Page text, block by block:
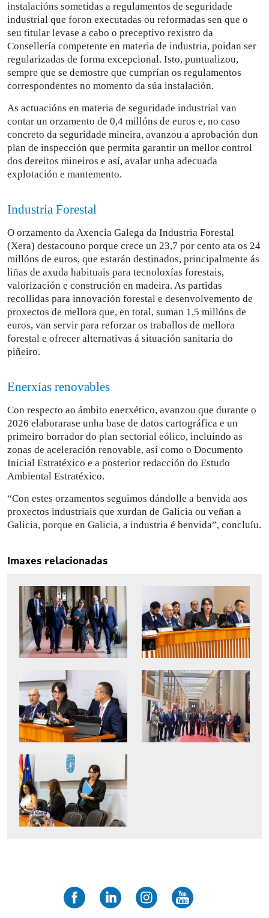
instalacións sometidas a regulamentos de seguridade
industrial que foron executadas ou reformadas sen que o
seu titular levase a cabo o preceptivo rexistro da
Consellería competente en materia de industria, poidan ser
regularizadas de forma excepcional. Isto, puntualizou,
sempre que se demostre que cumprían os regulamentos
correspondentes no momento da súa instalación.
As actuacións en materia de seguridade industrial van
contar un orzamento de 0,4 millóns de euros e, no caso
concreto da seguridade mineira, avanzou a aprobación dun
plan de inspección que permita garantir un mellor control
dos dereitos mineiros e así, avalar unha adecuada
explotación e mantemento.
Industria Forestal
O orzamento da Axencia Galega da Industria Forestal
(Xera) destacouno porque crece un 23,7 por cento ata os 24
millóns de euros, que estarán destinados, principalmente ás
liñas de axuda habituais para tecnoloxías forestais,
valorización e construción en madeira. As partidas
recollidas para innovación forestal e desenvolvemento de
proxectos de mellora que, en total, suman 1,5 millóns de
euros, van servir para reforzar os traballos de mellora
forestal e ofrecer alternativas á situación sanitaria do
piñeiro.
Enerxías renovables
Con respecto ao ámbito enerxético, avanzou que durante o
2026 elaborarase unha base de datos cartográfica e un
primeiro borrador do plan sectorial eólico, incluíndo as
zonas de aceleración renovable, así como o Documento
Inicial Estratéxico e a posterior redacción do Estudo
Ambiental Estratéxico.
“Con estes orzamentos seguimos dándolle a benvida aos
proxectos industriais que xurdan de Galicia ou veñan a
Galicia, porque en Galicia, a industria é benvida”, concluíu.
Imaxes relacionadas